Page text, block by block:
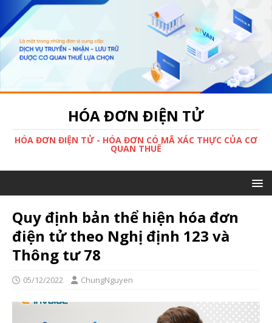
HÓA ĐƠN ĐIỆN TỬ
HÓA ĐƠN ĐIỆN TỬ - HÓA ĐƠN CÓ MÃ XÁC THỰC CỦA CƠ
QUAN THUẾ
Quy định bản thể hiện hóa đơn
điện tử theo Nghị định 123 và
Thông tư 78
05/12/2022 ChungNguyen